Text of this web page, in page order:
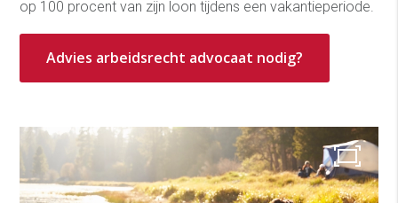
op 100 procent van zijn loon tijdens een vakantieperiode.
Advies arbeidsrecht advocaat nodig?